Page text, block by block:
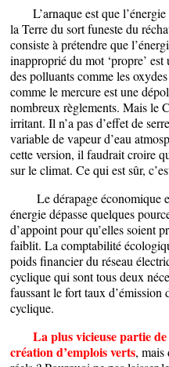
L’arnaque est que l’énergie
la Terre du sort funeste du
consiste à prétendre que
inapproprié du mot ‘propre’
des polluants comme les
comme le mercure est une
nombreux règlements. Mais le
irritant. Il n’a pas d’effet de
variable de vapeur d’eau
cette version, il faudrait croire
sur le climat. Ce qui est sûr,
Le dérapage économique
énergie dépasse quelques
d’appoint pour qu’elles soient
faiblit. La comptabilité
poids financier du réseau
cyclique qui sont tous deux
faussant le fort taux d’émission
cyclique.
La plus vicieuse partie
création d’emplois verts, mais